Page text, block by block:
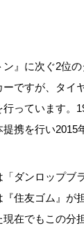
』に次ぐ2位の
ですが、タイ
っています。
携を行い2015
ダンロップブ
住友ゴム』が
在でもこの分